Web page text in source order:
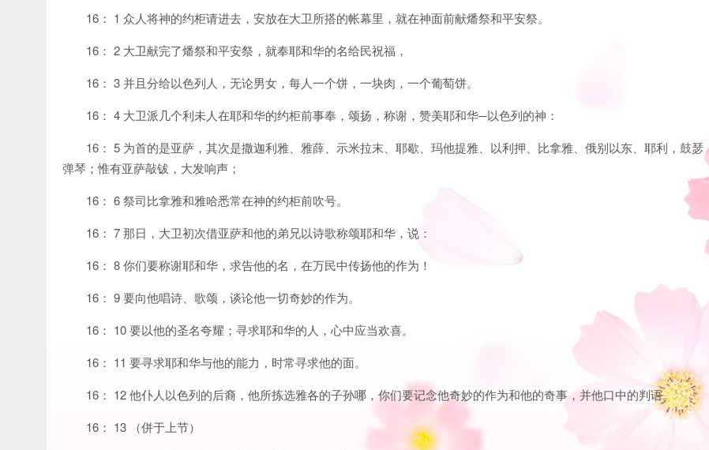
16： 1 众人将神的约柜请进去，安放在大卫所搭的帐幕里，就在神面前献燔祭和平安祭。
16： 2 大卫献完了燔祭和平安祭，就奉耶和华的名给民祝福，
16： 3 并且分给以色列人，无论男女，每人一个饼，一块肉，一个葡萄饼。
16： 4 大卫派几个利未人在耶和华的约柜前事奉，颂扬，称谢，赞美耶和华─以色列的神：
16： 5 为首的是亚萨，其次是撒迦利雅、雅薛、示米拉末、耶歇、玛他提雅、以利押、比拿雅、俄别以东、耶利，鼓瑟
弹琴；惟有亚萨敲钹，大发响声；
16： 6 祭司比拿雅和雅哈悉常在神的约柜前吹号。
16： 7 那日，大卫初次借亚萨和他的弟兄以诗歌称颂耶和华，说：
16： 8 你们要称谢耶和华，求告他的名，在万民中传扬他的作为！
16： 9 要向他唱诗、歌颂，谈论他一切奇妙的作为。
16： 10 要以他的圣名夸耀；寻求耶和华的人，心中应当欢喜。
16： 11 要寻求耶和华与他的能力，时常寻求他的面。
16： 12 他仆人以色列的后裔，他所拣选雅各的子孙哪，你们要记念他奇妙的作为和他的奇事，并他口中的判语。
16： 13 （併于上节）